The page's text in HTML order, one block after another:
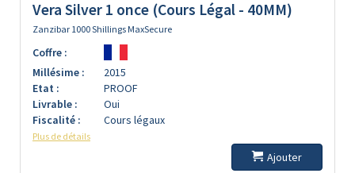
Vera Silver 1 once (Cours Légal - 40MM)
Zanzibar 1000 Shillings MaxSecure
Coffre :
Millésime :
2015
Etat :
PROOF
Livrable :
Oui
Fiscalité :
Cours légaux
Plus de détails
Ajouter